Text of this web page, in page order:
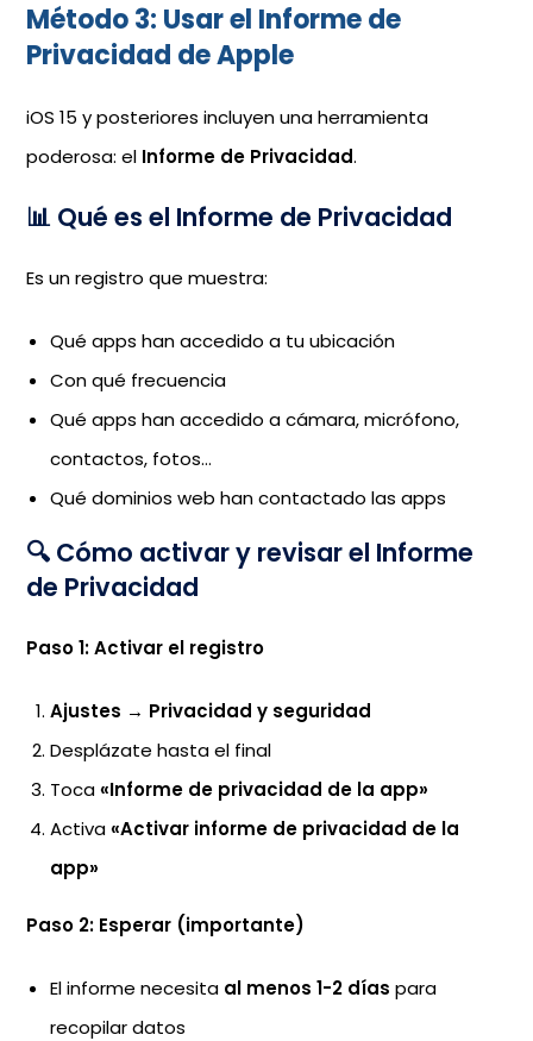
Método 3: Usar el Informe de
Privacidad de Apple
iOS 15 y posteriores incluyen una herramienta
poderosa: el Informe de Privacidad.
📊 Qué es el Informe de Privacidad
Es un registro que muestra:
Qué apps han accedido a tu ubicación
Con qué frecuencia
Qué apps han accedido a cámara, micrófono,
contactos, fotos…
Qué dominios web han contactado las apps
🔍 Cómo activar y revisar el Informe
de Privacidad
Paso 1: Activar el registro
Ajustes → Privacidad y seguridad
Desplázate hasta el final
Toca«Informe de privacidad de la app»
Activa«Activar informe de privacidad de la
app»
Paso 2: Esperar (importante)
El informe necesita al menos 1-2 días para
recopilar datos